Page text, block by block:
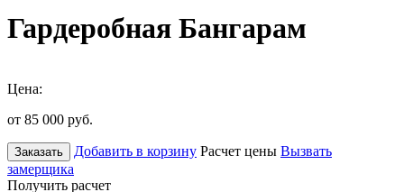
Гардеробная Бангарам
Цена:
от 85 000 руб.
Заказать Добавить в корзину Расчет цены Вызвать
замерщика
Получить расчет